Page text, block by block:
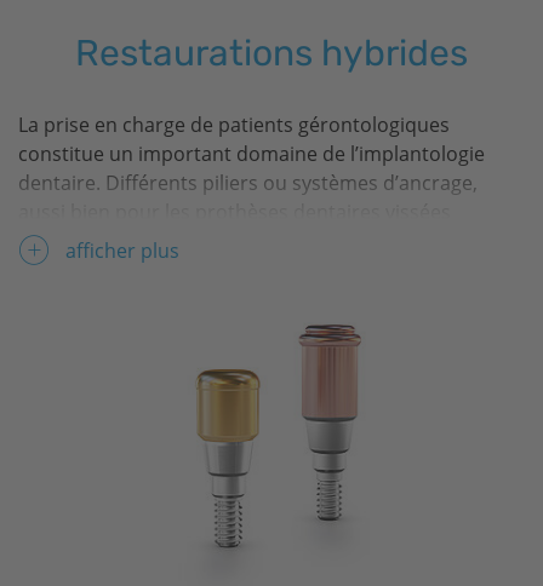
Restaurations hybrides
La prise en charge de patients gérontologiques
constitue un important domaine de l’implantologie
dentaire. Différents piliers ou systèmes d’ancrage,
qu’amovibles, sont disponibles pour des restaurations
implanto-portées hygiéniques et adaptées à l’âge.
afficher plus